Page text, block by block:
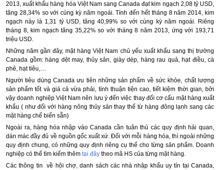
2013, xuất khẩu hàng hóa Việt Nam sang Canada đạt kim ngạch 2,08 tỷ USD,
tăng 28,34% so với cùng kỳ năm ngoái. Tính đến hết tháng 8 năm 2014, kim
ngạch này là 1,31 tỷ USD, tăng 40,99% so với cùng kỳ năm ngoái. Riêng
tháng 8, kim ngạch tăng 35,22% so với tháng 8 năm 2013, ứng với 193,71
triệu USD.
Những năm gần đây, mặt hàng Việt Nam chủ yếu xuất khẩu sang thị trường
Canada gồm: hàng dệt may, thủy sản, giày dép, hàng rau quả, hạt điều, cà
phê, hạt tiêu,…
Người tiêu dùng Canada ưu tiên những sản phẩm về sức khỏe, chất lượng
sản phẩm tốt và giá cả vừa phải, tính thuận tiện cao, tiết kiệm thời gian, bởi
vậy doanh nghiệp Việt Nam nên lưu ý đến việc thay đổi cơ cấu mặt hàng xuất
khẩu ( như đối với hàng nông thủy sản thay thế từ hàng đông lạnh sang các
mặt hàng chế biến sẵn)
Ngoài ra, hàng hóa nhập vào Canada cần tuân thủ các quy định hải quan,
dán mác đầy đủ về nguồn gốc xuất xứ. Đối với mỗi hàng hóa, thì ngoài những
quy định chung, có những quy định riêng cụ thể cho từng sản phẩm. Doanh
nghiệp có thể tìm kiếm thêm tại đây theo mã HS của từng mặt hàng.
Các thông tin về hội chợ, danh sách các nhà nhập khẩu uy tín tại Canada,